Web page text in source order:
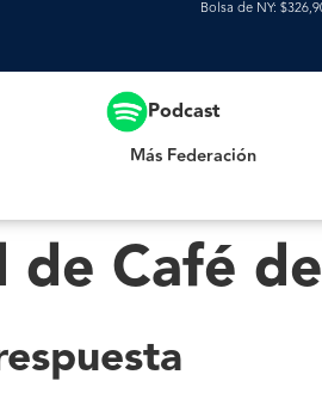
Bolsa de NY:
Podcast
Más Federación
de Café